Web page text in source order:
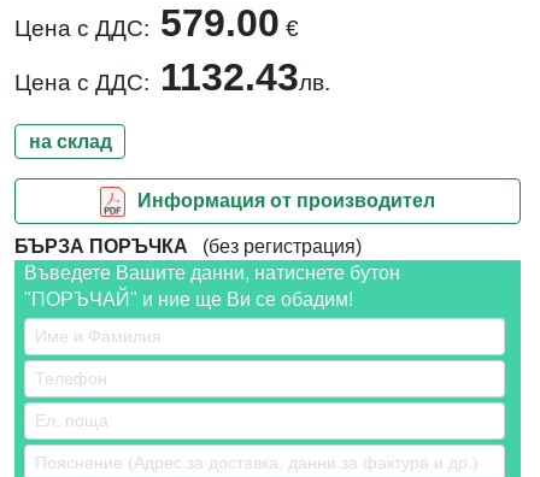
Цена с ДДС: 579.00 €
Цена с ДДС: 1132.43лв.
на склад
Информация от производител
БЪРЗА ПОРЪЧКА (без регистрация)
Въведете Вашите данни, натиснете бутон
"ПОРЪЧАЙ" и ние ще Ви се обадим!